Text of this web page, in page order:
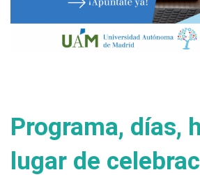
Programa, días,
lugar de